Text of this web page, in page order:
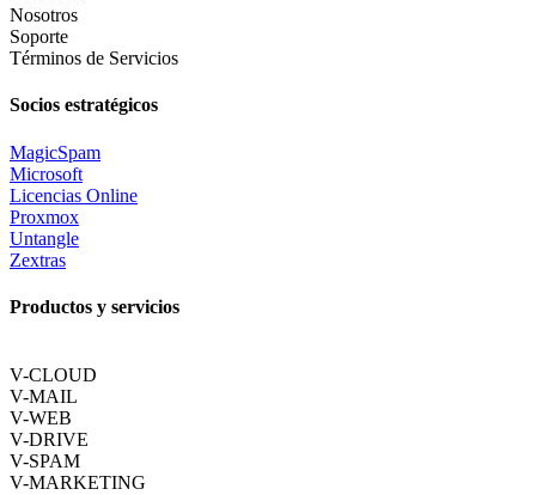
Nosotros
Soporte
Términos de Servicios
Socios estratégicos
MagicSpam
Microsoft
Licencias Online
Proxmox
Untangle
Zextras
Productos y servicios
V-CLOUD
V-MAIL
V-WEB
V-DRIVE
V-SPAM
V-MARKETING